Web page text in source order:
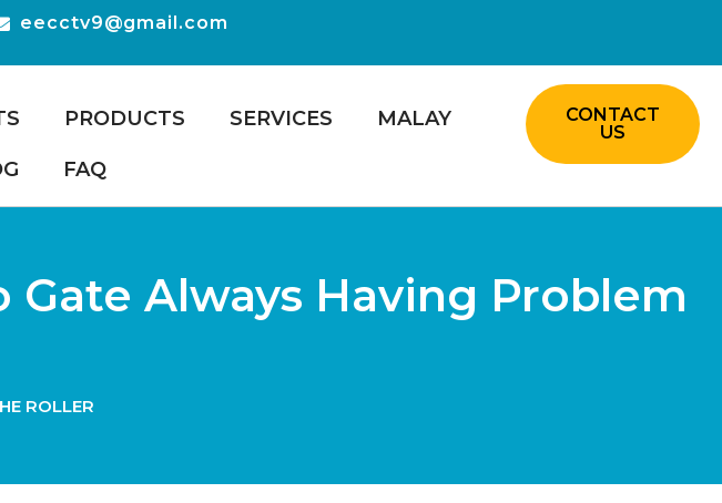
eecctv9@gmail.com
PRODUCTS SERVICES MALAY
FAQ
CONTACT
US
Always Having Problem
ROLLER